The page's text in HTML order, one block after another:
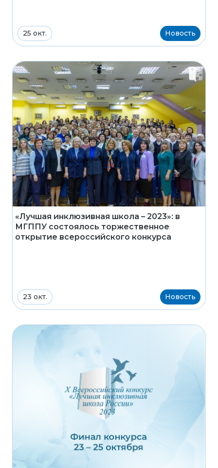
25 окт. Новость
«Лучшая инклюзивная школа – 2023»: в
МГППУ состоялось торжественное
открытие всероссийского конкурса
23 окт. Новость